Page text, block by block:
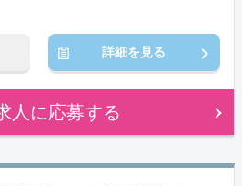
詳細を見る
人に応募する